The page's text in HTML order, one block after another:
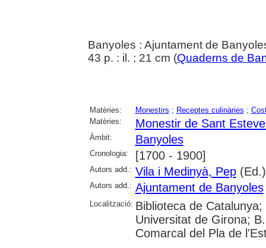
Banyoles : Ajuntament de
43 p. : il. ; 21 cm (Quaderns de
Matèries: Monestirs ; Receptes culinàries ;
Matèries:
Monestir de Sant
Àmbit: Banyoles
Cronologia: [1700 - 1900]
Autors add.: Vila i Medinyà, Pep(Ed.)
Autors add.: Ajuntament de Banyoles
Localització: Biblioteca de
Universitat de Girona;
Comarcal del Pla de